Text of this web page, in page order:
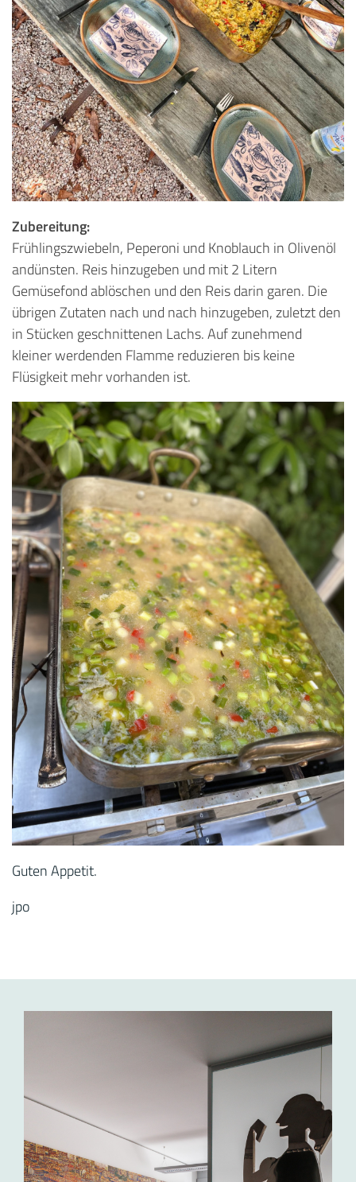
Zubereitung:
Frühlingszwiebeln, Peperoni und Knoblauch in Olivenöl
andünsten. Reis hinzugeben und mit 2 Litern
Gemüsefond ablöschen und den Reis darin garen. Die
übrigen Zutaten nach und nach hinzugeben, zuletzt den
in Stücken geschnittenen Lachs. Auf zunehmend
kleiner werdenden Flamme reduzieren bis keine
Flüsigkeit mehr vorhanden ist.
Guten Appetit.
jpo